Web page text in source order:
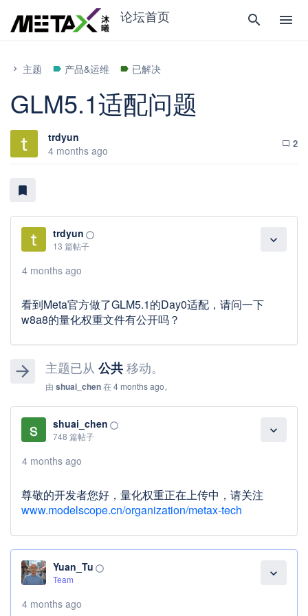
论坛首页 search menu
chevron_right 主题 label 产品&运维 label 已解决
GLM5.1适配问题
trdyun
4 months ago
chat_bubble_outline 2
bookmark
expand_more
trdyun panorama_fish_eye
13 篇帖子
4 months ago
看到Meta官方做了GLM5.1的Day0适配，请问一下
w8a8的量化权重文件有公开吗？
arrow_forward 主题已从 公共移动。
由 shuai_chen在4 months ago。
expand_more
shuai_chen panorama_fish_eye
748 篇帖子
4 months ago
尊敬的开发者您好，量化权重正在上传中，请关注
www.modelscope.cn/organization/metax-tech
expand_more
Yuan_Tu panorama_fish_eye
Team
4 months ago